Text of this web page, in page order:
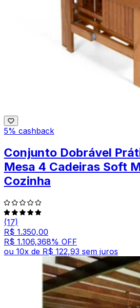
5% cashback
Conjunto Dobrável
Mesa 4 Cadeiras Soft
Cozinha
(17)
R$ 1.350,00
R$ 1.106,368% OFF
ou 10x de R$ 122,93 sem juros